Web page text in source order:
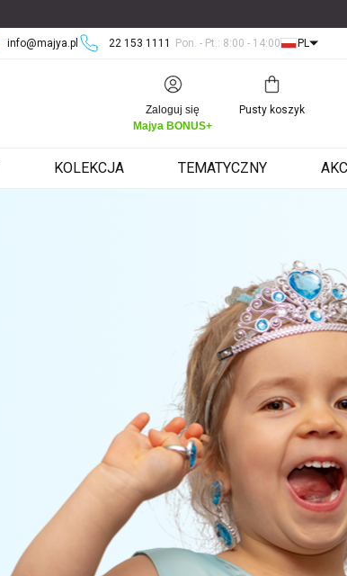
22 153 1111 Pon. - Pt.: 8:00 - 14:00
info@majya.pl PL
Zaloguj się
Majya BONUS+
Koszyk
Pusty koszyk
KOLEKCJA TEMATYCZNY